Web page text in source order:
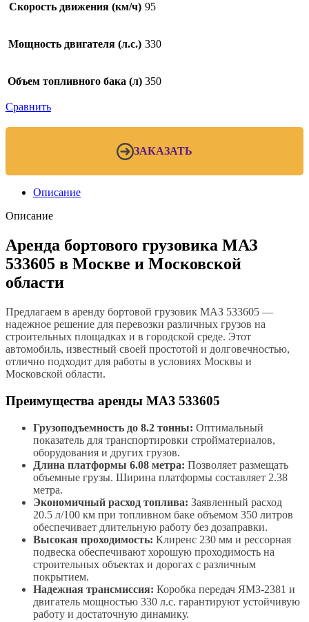
Скорость движения (км/ч) 95
Мощность двигателя (л.с.) 330
Объем топливного бака (л) 350
Сравнить
ЗАКАЗАТЬ
Описание
Описание
Аренда бортового грузовика МАЗ
533605 в Москве и Московской
области
Предлагаем в аренду бортовой грузовик МАЗ 533605 —
надежное решение для перевозки различных грузов на
строительных площадках и в городской среде. Этот
автомобиль, известный своей простотой и долговечностью,
отлично подходит для работы в условиях Москвы и
Московской области.
Преимущества аренды МАЗ 533605
Грузоподъемность до 8.2 тонны: Оптимальный
показатель для транспортировки стройматериалов,
оборудования и других грузов.
Длина платформы 6.08 метра: Позволяет размещать
объемные грузы. Ширина платформы составляет 2.38
метра.
Экономичный расход топлива: Заявленный расход
20.5 л/100 км при топливном баке объемом 350 литров
обеспечивает длительную работу без дозаправки.
Высокая проходимость: Клиренс 230 мм и рессорная
подвеска обеспечивают хорошую проходимость на
строительных объектах и дорогах с различным
покрытием.
Надежная трансмиссия: Коробка передач ЯМЗ-2381 и
двигатель мощностью 330 л.с. гарантируют устойчивую
работу и достаточную динамику.